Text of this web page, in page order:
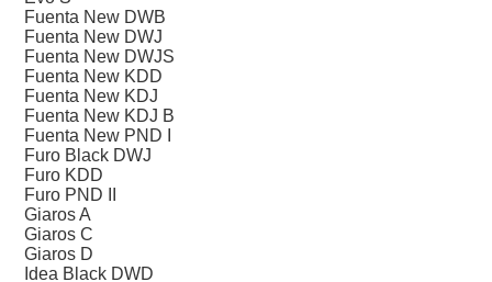
Fuenta New DWB
Fuenta New DWJ
Fuenta New DWJS
Fuenta New KDD
Fuenta New KDJ
Fuenta New KDJ B
Fuenta New PND I
Furo Black DWJ
Furo KDD
Furo PND II
Giaros A
Giaros C
Giaros D
Idea Black DWD